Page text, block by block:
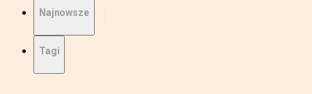
Najnowsze
Tagi